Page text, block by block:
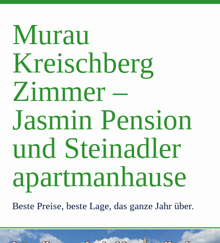
Murau
Kreischberg
Zimmer –
Jasmin Pension
und Steinadler
apartmanhause
Beste Preise, beste Lage, das ganze Jahr über.